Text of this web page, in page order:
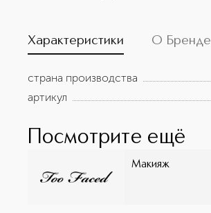
Характеристики О Бренде
страна производства
артикул
Посмотрите ещё
Макияж